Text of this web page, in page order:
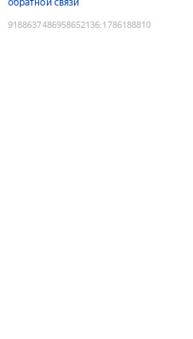
9188637486958652136:1786188810